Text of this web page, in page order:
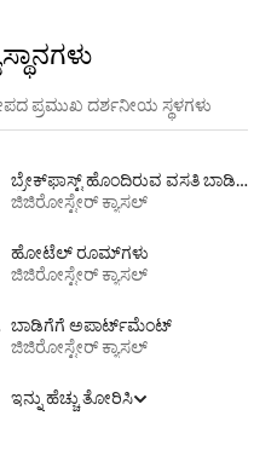
ಪ್ರಮುಖ ದರ್ಶನೀಯ ಸ್ಥಳಗಳು
ಬ್ರೇಕ್‍‍ಫಾಸ್ಟ್ ಹೊಂದಿರುವ ವಸತಿ ಬಾಡಿಗೆಗಳು
ಜಿಜಿರೋಸ್ಟೇರ್ ಕ್ಯಾಸಲ್
ಹೋಟೆಲ್ ರೂಮ್‌ಗಳು
ಜಿಜಿರೋಸ್ಟೇರ್ ಕ್ಯಾಸಲ್
ಬಾಡಿಗೆಗೆ ಅಪಾರ್ಟ್‌ಮೆಂಟ್‌
ಜಿಜಿರೋಸ್ಟೇರ್ ಕ್ಯಾಸಲ್
ಇನ್ನು ಹೆಚ್ಚು ತೋರಿಸಿ